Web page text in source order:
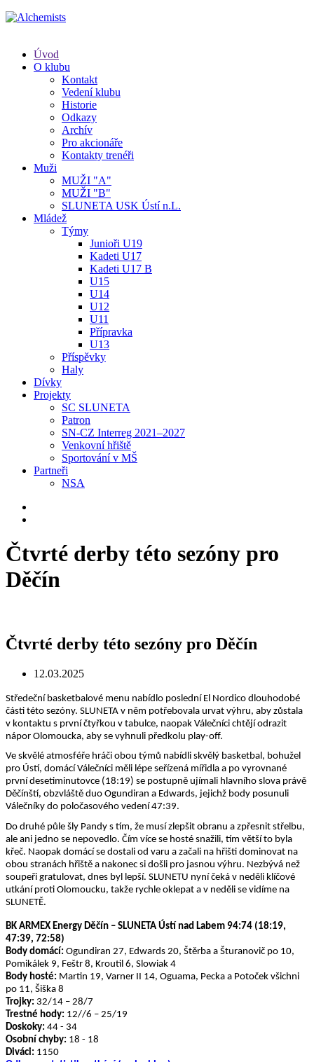
Úvod
O klubu
Kontakt
Vedení klubu
Historie
Odkazy
Archív
Pro akcionáře
Kontakty trenéři
Muži
MUŽI "A"
MUŽI "B"
SLUNETA USK Ústí n.L.
Mládež
Týmy
Junioři U19
Kadeti U17
Kadeti U17 B
U15
U14
U12
U11
Přípravka
U13
Příspěvky
Haly
Dívky
Projekty
SC SLUNETA
Patron
SN-CZ Interreg 2021–2027
Venkovní hřiště
Sportování v MŠ
Partneři
NSA
Čtvrté derby této sezóny pro
Děčín
Čtvrté derby této sezóny pro Děčín
12.03.2025
Středeční basketbalové menu nabídlo poslední El Nordico dlouhodobé
části této sezóny. SLUNETA v něm potřebovala urvat výhru, aby zůstala
v kontaktu s první čtyřkou v tabulce, naopak Válečníci chtějí odrazit
nápor Olomoucka, aby se vyhnuli předkolu play-off.
Ve skvělé atmosféře hráči obou týmů nabídli skvělý basketbal, bohužel
pro Ústí, domácí Válečníci měli lépe seřízená mířidla a po vyrovnané
první desetiminutovce (18:19) se postupně ujímali hlavního slova právě
Děčínští, obzvláště duo Ogundiran a Edwards, jejichž body posunuli
Válečníky do poločasového vedení 47:39.
Do druhé půle šly Pandy s tím, že musí zlepšit obranu a zpřesnit střelbu,
ale ani jedno se nepovedlo. Čím více se hosté snažili, tím větší to byla
křeč. Naopak domácí se dostali od varu a začali na hřišti dominovat na
obou stranách hřiště a nakonec si došli pro jasnou výhru. Nezbývá než
soupeři gratulovat, dnes byl lepší. SLUNETU nyní čeká v neděli klíčové
utkání proti Olomoucku, takže rychle oklepat a v neděli se vidíme na
SLUNETĚ.
BK ARMEX Energy Děčín – SLUNETA Ústí nad Labem 94:74 (18:19,
47:39, 72:58)
Body domácí: Ogundiran 27, Edwards 20, Štěrba a Šturanovič po 10,
Pomikálek 9, Feštr 8, Kroutil 6, Slowiak 4
Body hosté: Martin 19, Varner II 14, Oguama, Pecka a Potoček všichni
po 11, Šiška 8
Trojky: 32/14 – 28/7
Trestné hody: 12//6 – 25/19
Doskoky: 44 - 34
Osobní chyby: 18 - 18
Diváci: 1150